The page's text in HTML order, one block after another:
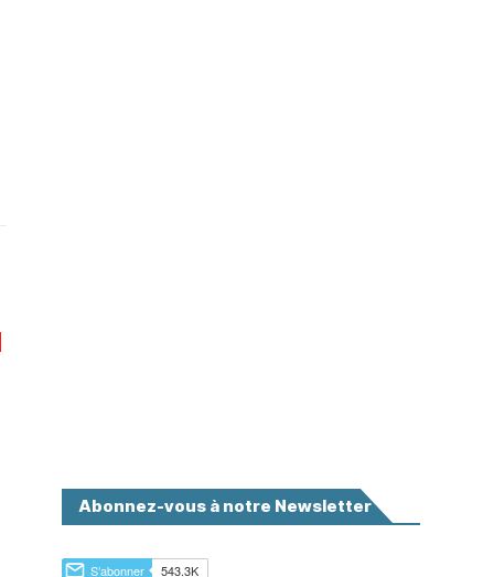
Abonnez-vous à notre Newsletter